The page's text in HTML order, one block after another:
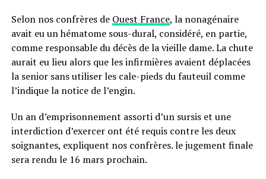
Selon nos confrères de Ouest France, la nonagénaire
avait eu un hématome sous-dural, considéré, en partie,
comme responsable du décès de la vieille dame. La chute
aurait eu lieu alors que les infirmières avaient déplacées
la senior sans utiliser les cale-pieds du fauteuil comme
l’indique la notice de l’engin.
Un an d’emprisonnement assorti d’un sursis et une
interdiction d’exercer ont été requis contre les deux
soignantes, expliquent nos confrères. le jugement finale
sera rendu le 16 mars prochain.